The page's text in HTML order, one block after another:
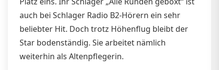
auch bei Schlager Radio B2-Hörern ein sehr
beliebter Hit. Doch trotz Höhenflug bleibt der
Star bodenständig. Sie arbeitet nämlich
weiterhin als Altenpflegerin.